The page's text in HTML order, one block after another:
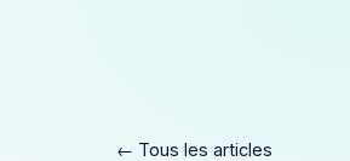
← Tous les articles